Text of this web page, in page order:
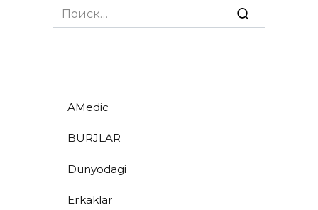
Search
for:
AMedic
BURJLAR
Dunyodagi
Erkaklar